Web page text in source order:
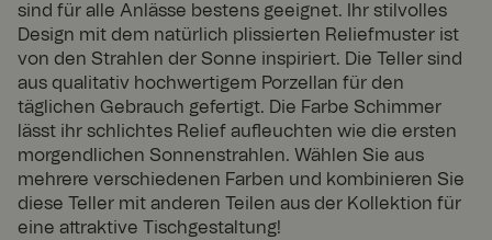
sind für alle Anlässe bestens geeignet. Ihr stilvolles
Design mit dem natürlich plissierten Reliefmuster ist
von den Strahlen der Sonne inspiriert. Die Teller sind
aus qualitativ hochwertigem Porzellan für den
täglichen Gebrauch gefertigt. Die Farbe Schimmer
lässt ihr schlichtes Relief aufleuchten wie die ersten
morgendlichen Sonnenstrahlen. Wählen Sie aus
mehrere verschiedenen Farben und kombinieren Sie
diese Teller mit anderen Teilen aus der Kollektion für
eine attraktive Tischgestaltung!